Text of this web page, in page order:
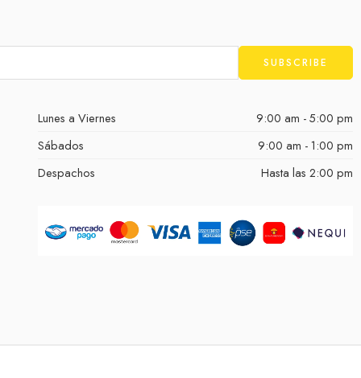
Lunes a Viernes
9:00 am - 5:00 pm
Sábados
9:00 am - 1:00 pm
Despachos
Hasta las 2:00 pm